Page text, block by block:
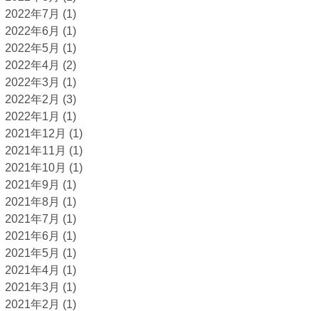
2022年7月 (1)
2022年6月 (1)
2022年5月 (1)
2022年4月 (2)
2022年3月 (1)
2022年2月 (3)
2022年1月 (1)
2021年12月 (1)
2021年11月 (1)
2021年10月 (1)
2021年9月 (1)
2021年8月 (1)
2021年7月 (1)
2021年6月 (1)
2021年5月 (1)
2021年4月 (1)
2021年3月 (1)
2021年2月 (1)